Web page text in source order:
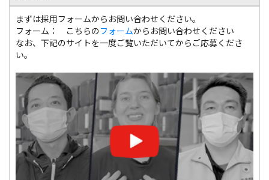
まずは採用フォームからお問い合わせください。
フォーム： こちらのフォームからお問い合わせください
なお、下記のサイトを一度ご覧いただいてからご応募くださ
い。